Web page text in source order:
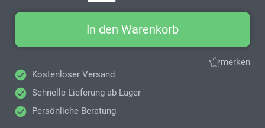
In den Warenkorb
merken
Kostenloser Versand
Schnelle Lieferung ab Lager
Persönliche Beratung